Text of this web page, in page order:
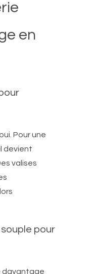
en
Pour une
devient
valises
pour
davantage